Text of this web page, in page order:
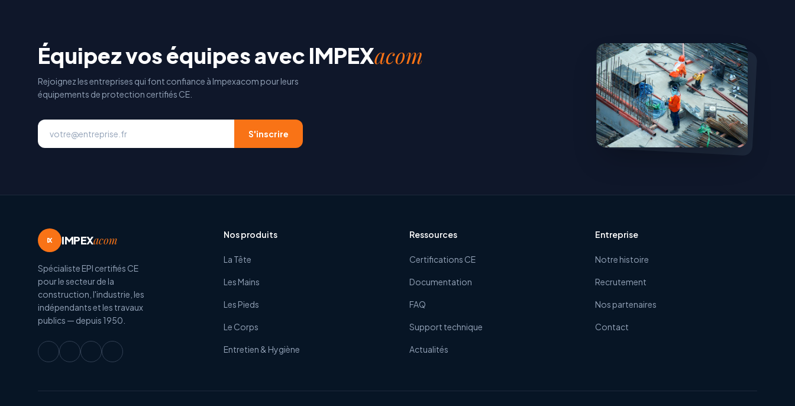
Équipez vos équipes avec IMPEXacom
Rejoignez les entreprises qui font confiance à Impexacom pour leurs
équipements de protection certifiés CE.
S'inscrire
IX IMPEXacom
Spécialiste EPI certifiés CE
pour le secteur de la
construction, l'industrie, les
indépendants et les travaux
publics — depuis 1950.
Nos produits
La Tête
Les Mains
Les Pieds
Le Corps
Entretien & Hygiène
Ressources
Certifications CE
Documentation
FAQ
Support technique
Actualités
Entreprise
Notre histoire
Recrutement
Nos partenaires
Contact